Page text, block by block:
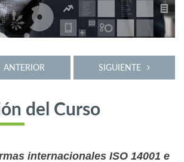
SIGUIENTE
ANTERIOR
del Curso
internacionales ISO 14001 e